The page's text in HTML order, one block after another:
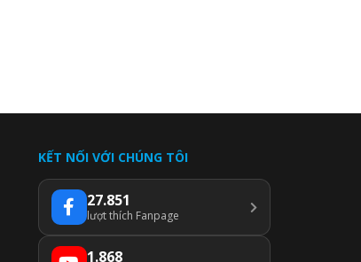
KẾT NỐI VỚI CHÚNG TÔI
27.851
lượt thích Fanpage
1.868